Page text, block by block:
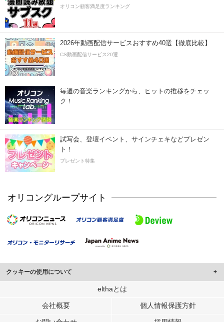
オリコン顧客満足度ランキング
2026年動画配信サービスおすすめ40選【徹底比較】
CS動画配信サービス20選
毎週の音楽ランキングから、ヒットの推移をチェッ
ク！
試写会、登壇イベント、サインチェキなどプレゼン
ト！
プレゼント特集
オリコングループサイト
クッキーの使用について
このサイトでは Cookie を使用して、ユーザーに合わせたコンテンツや広告の
行っています。
elthaとは
会社概要 個人情報保護方針